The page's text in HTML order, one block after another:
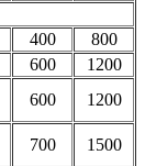
400
800
600
1200
600
1200
700
1500